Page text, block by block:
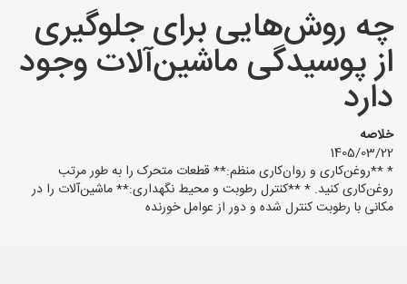
سایر گروه ها
ماشین آلات
چه روش‌هایی برای جلوگیری
از پوسیدگی ماشین‌آلات وجود
دارد
خلاصه
1405/03/22
* **روغن‌کاری و روان‌کاری منظم:** قطعات متحرک را به طور مرتب
روغن‌کاری کنید. * **کنترل رطوبت و محیط نگهداری:** ماشین‌آلات را در
مکانی با رطوبت کنترل شده و دور از عوامل خورنده